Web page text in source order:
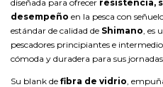
diseñada para ofrecer resistencia,
desempeño en la pesca con
estándar de calidad de Shimano , es
pescadores principiantes e
cómoda y duradera para sus jornadas
Su blank de fibra de vidrio ,